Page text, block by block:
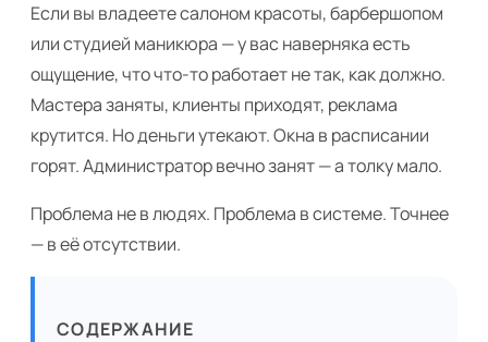
Если вы владеете салоном красоты, барбершопом
или студией маникюра — у вас наверняка есть
ощущение, что что-то работает не так, как должно.
Мастера заняты, клиенты приходят, реклама
крутится. Но деньги утекают. Окна в расписании
горят. Администратор вечно занят — а толку мало.
Проблема не в людях. Проблема в системе. Точнее
— в её отсутствии.
СОДЕРЖАНИЕ